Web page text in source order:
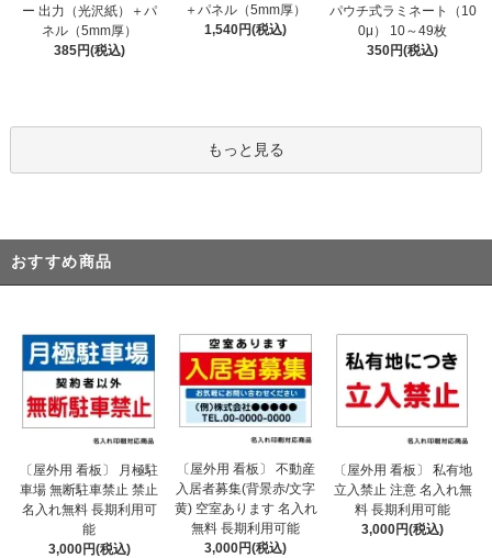
ー 出力（光沢紙）＋パ
ネル（5mm厚）
385円(税込)
＋パネル（5mm厚）
1,540円(税込)
パウチ式ラミネート（10
0μ） 10～49枚
350円(税込)
もっと見る
おすすめ商品
〔屋外用 看板〕 月極駐
車場 無断駐車禁止 禁止
名入れ無料 長期利用可
能
3,000円(税込)
〔屋外用 看板〕 不動産
入居者募集(背景赤/文字
黄) 空室あります 名入れ
無料 長期利用可能
3,000円(税込)
〔屋外用 看板〕 私有地
立入禁止 注意 名入れ無
料 長期利用可能
3,000円(税込)